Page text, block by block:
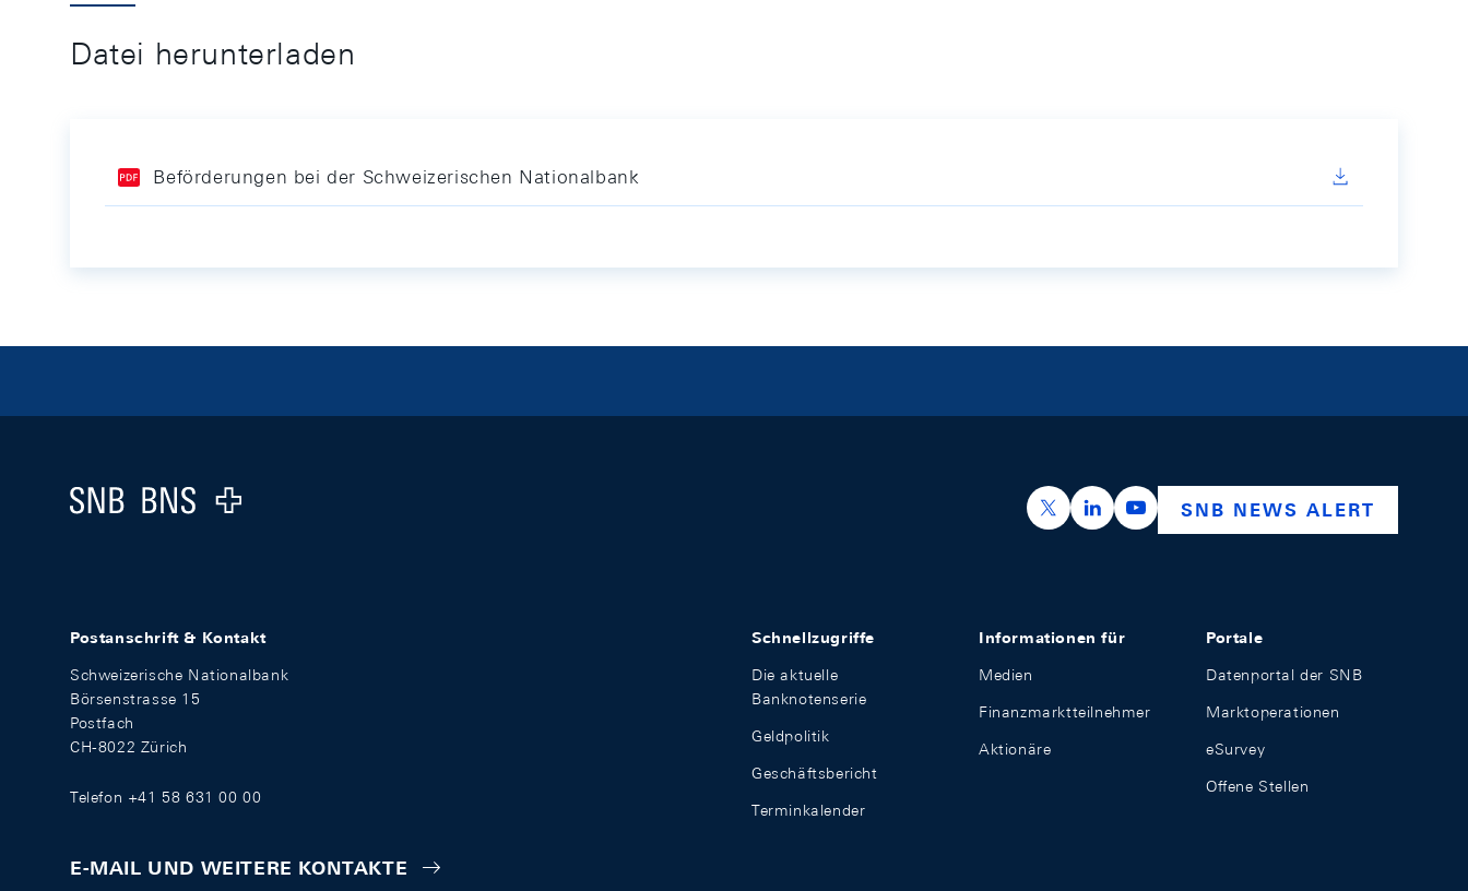
Datei herunterladen
Beförderungen bei der Schweizerischen Nationalbank
Logo
https://x.com/snb_bns
https://ch.linkedin.com/company/swiss-
https://www.youtube.com/
SNB NEWS ALERT
Postanschrift & Kontakt
Schweizerische Nationalbank
Börsenstrasse 15
Postfach
CH-8022 Zürich
Telefon +41 58 631 00 00
E-MAIL UND WEITERE KONTAKTE
Schnellzugriffe
Die aktuelle
Banknotenserie
Geldpolitik
Geschäftsbericht
Terminkalender
Informationen für
Medien
Finanzmarktteilnehmer
Aktionäre
Portale
Datenportal der SNB
Marktoperationen
eSurvey
Offene Stellen